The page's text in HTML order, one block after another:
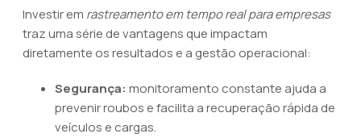
Investir em rastreamento em tempo real para empresas
traz uma série de vantagens que impactam
diretamente os resultados e a gestão operacional:
Segurança: monitoramento constante ajuda a
prevenir roubos e facilita a recuperação rápida de
veículos e cargas.